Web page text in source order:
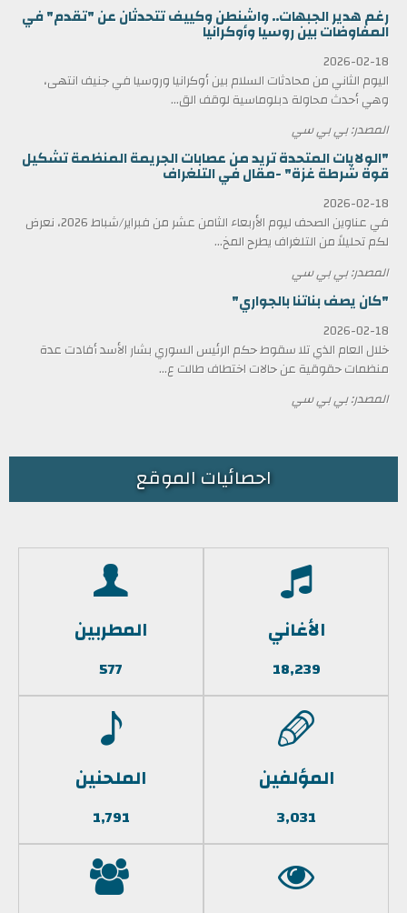
رغم هدير الجبهات.. واشنطن وكييف تتحدثان عن "تقدم" في
المفاوضات بين روسيا وأوكرانيا
2026-02-18
اليوم الثاني من محادثات السلام بين أوكرانيا وروسيا في جنيف انتهى،
وهي أحدث محاولة دبلوماسية لوقف الق...
المصدر: بي بي سي
"الولايات المتحدة تريد من عصابات الجريمة المنظمة تشكيل
قوة شرطة غزة" -مقال في التلغراف
2026-02-18
في عناوين الصحف ليوم الأربعاء الثامن عشر من فبراير/شباط 2026، نعرض
لكم تحليلاً من التلغراف يطرح المخ...
المصدر: بي بي سي
"كان يصف بناتنا بالجواري"
2026-02-18
خلال العام الذي تلا سقوط حكم الرئيس السوري بشار الأسد أفادت عدة
منظمات حقوقية عن حالات اختطاف طالت ع...
المصدر: بي بي سي
احصائيات الموقع
الأغاني
18,239
المطربين
577
المؤلفين
3,031
الملحنين
1,791